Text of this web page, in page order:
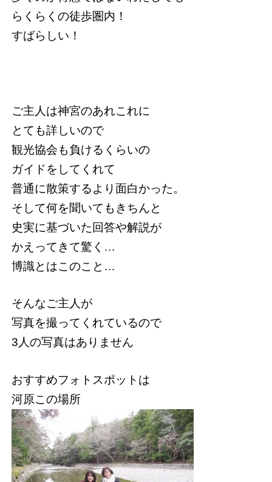
らくらくの徒歩圏内！
すばらしい！
ご主人は神宮のあれこれに
とても詳しいので
観光協会も負けるくらいの
ガイドをしてくれて
普通に散策するより面白かった。
そして何を聞いてもきちんと
史実に基づいた回答や解説が
かえってきて驚く…
博識とはこのこと…
そんなご主人が
写真を撮ってくれているので
3人の写真はありません
おすすめフォトスポットは
河原この場所